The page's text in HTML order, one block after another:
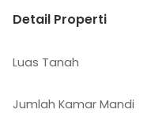
Detail Properti
Luas Tanah
Jumlah Kamar Mandi